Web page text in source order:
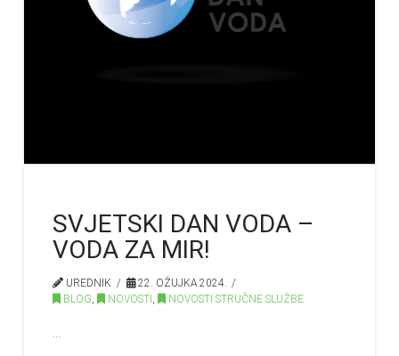
SVJETSKI DAN VODA –
VODA ZA MIR!
UREDNIK
22. OŽUJKA 2024.
BLOG, NOVOSTI , NOVOSTI STRUČNE SLUŽBE